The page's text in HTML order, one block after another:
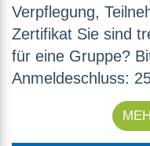
Verpflegung,
Zertifikat Sie sind
für eine Gruppe?
Anmeldeschluss: